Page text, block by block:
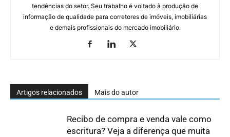
tendências do setor. Seu trabalho é voltado à produção de
informação de qualidade para corretores de imóveis, imobiliárias
e demais profissionais do mercado imobiliário.
Artigos relacionados Mais do autor
Recibo de compra e venda vale como
escritura? Veja a diferença que muita